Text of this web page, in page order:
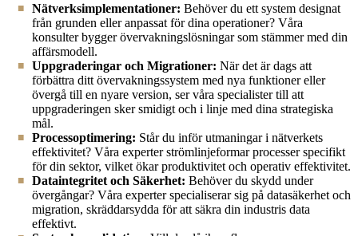
Nätverksimplementationer: Behöver du ett system designat
från grunden eller anpassat för dina operationer? Våra
konsulter bygger övervakningslösningar som stämmer med din
affärsmodell.
Uppgraderingar och Migrationer: När det är dags att
förbättra ditt övervakningssystem med nya funktioner eller
övergå till en nyare version, ser våra specialister till att
uppgraderingen sker smidigt och i linje med dina strategiska
mål.
Processoptimering: Står du inför utmaningar i nätverkets
effektivitet? Våra experter strömlinjeformar processer specifikt
för din sektor, vilket ökar produktivitet och operativ effektivitet.
Dataintegritet och Säkerhet: Behöver du skydd under
övergångar? Våra experter specialiserar sig på datasäkerhet och
migration, skräddarsydda för att säkra din industris data
effektivt.